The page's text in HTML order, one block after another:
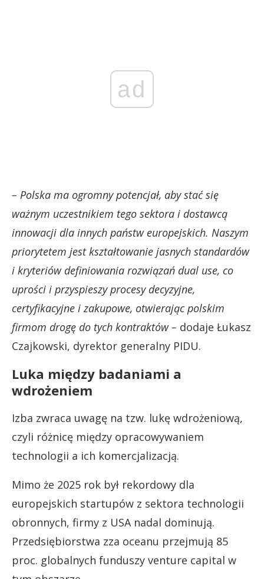
ad
– Polska ma ogromny potencjał, aby stać się
ważnym uczestnikiem tego sektora i dostawcą
innowacji dla innych państw europejskich. Naszym
priorytetem jest kształtowanie jasnych standardów
i kryteriów definiowania rozwiązań dual use, co
uprości i przyspieszy procesy decyzyjne,
certyfikacyjne i zakupowe, otwierając polskim
firmom drogę do tych kontraktów – dodaje Łukasz
Czajkowski, dyrektor generalny PIDU.
Luka między badaniami a
wdrożeniem
Izba zwraca uwagę na tzw. lukę wdrożeniową,
czyli różnicę między opracowywaniem
technologii a ich komercjalizacją.
Mimo że 2025 rok był rekordowy dla
europejskich startupów z sektora technologii
obronnych, firmy z USA nadal dominują.
Przedsiębiorstwa zza oceanu przejmują 85
proc. globalnych funduszy venture capital w